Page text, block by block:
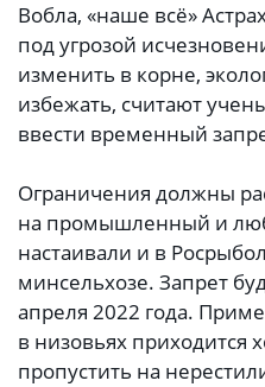
Вобла, «наше всё»
под угрозой
изменить в корне,
избежать, считают
ввести временный
Ограничения должны
на промышленный и
настаивали и в
минсельхозе. Запрет
апреля 2022 года.
в низовьях приходится
пропустить на